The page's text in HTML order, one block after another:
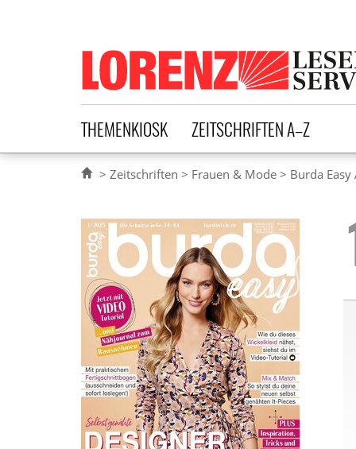
Lorenz Leserservice
THEMENKIOSK ZEITSCHRIFTEN A–Z
Zeitschriften Frauen & Mode Burda Easy